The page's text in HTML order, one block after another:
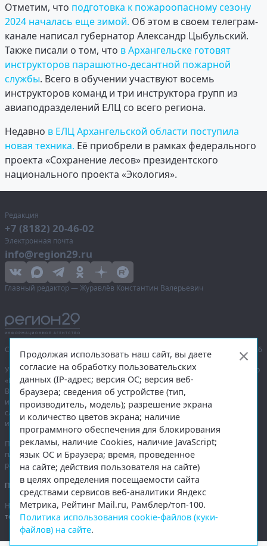
Отметим, что подготовка к пожароопасному сезону
2024 началась еще зимой. Об этом в своем телеграм-
канале написал губернатор Александр Цыбульский.
Также писали о том, что в Архангельске готовят
инструкторов парашютно-десантной пожарной
службы. Всего в обучении участвуют восемь
инструкторов команд и три инструктора групп из
авиаподразделений ЕЛЦ со всего региона.
Недавно в ЕЛЦ Архангельской области поступила
новая техника. Её приобрели в рамках федерального
проекта «Сохранение лесов» президентского
национального проекта «Экология».
Редакция
+7 (8182) 20-46-02
Электронная почта
info@region29.ru
Главный редактор — Журавлёв Константин Валерьевич
Сетевое издание «Информационное агентство Регион 29»,
© 2016–2026
Учредитель — общество с ограниченной ответственностью «Агентство
«Правда Севера».
Выписка из реестра зарегистрированных средств массовой
информации:ЭЛ № ФС 77-74226 от 09.11.2018 выдано Федеральной
службой по надзору в сфере связи, информационных технологий
и массовых коммуникаций (Роскомнадзор).
При полном или частичном использовании любых материалов
гиперссылка на region29.ruобязательна. Копирование материалов без
разрешения администрации сайта запрещено.
Правовая информация.
На информационном ресурсе применяютсярекомендательные
технологии.
Продолжая использовать наш сайт, вы даете
согласие на обработку пользовательских
данных (IP-адрес; версия ОС; версия веб-
браузера; сведения об устройстве (тип,
производитель, модель); разрешение экрана
и количество цветов экрана; наличие
программного обеспечения для блокирования
рекламы, наличие Cookies, наличие JavaScript;
язык ОС и Браузера; время, проведенное
на сайте; действия пользователя на сайте)
в целях определения посещаемости сайта
средствами сервисов веб-аналитики Яндекс
Метрика, Рейтинг Mail.ru, Рамблер/топ-100.
Политика использования cookie-файлов (куки-
файлов) на сайте.